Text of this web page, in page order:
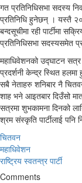
गत प्रतिनिधिसभा सदस्य
प्रतिनिधि हुनेछन् । यस्तै
बन्दसूचीमा रही पार्टीमा
प्रतिनिधिसभा सदस्यसमेत
महाधिवेशनको उद्घाटन
प्रदर्शनी केन्द्र स्थित हलमा
सबै नेताहरु शनिबार नै
शाह भने आइतबार दिउँसो
सत्रमा शुभकामना दिनको
श्रम संस्कृति पार्टीलाई पनि
चितवन
महाधिवेशन
राष्ट्रिय स्वतन्त्र पार्टी
Comments